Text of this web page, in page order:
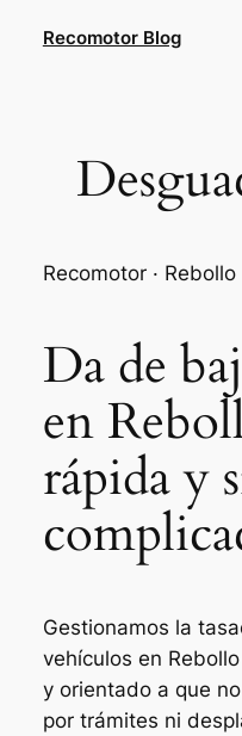
Recomotor Blog
Recomotor · Rebollo
Da de
en
rápida y
Gestionamos la
vehículos en
y orientado a que
por trámites ni